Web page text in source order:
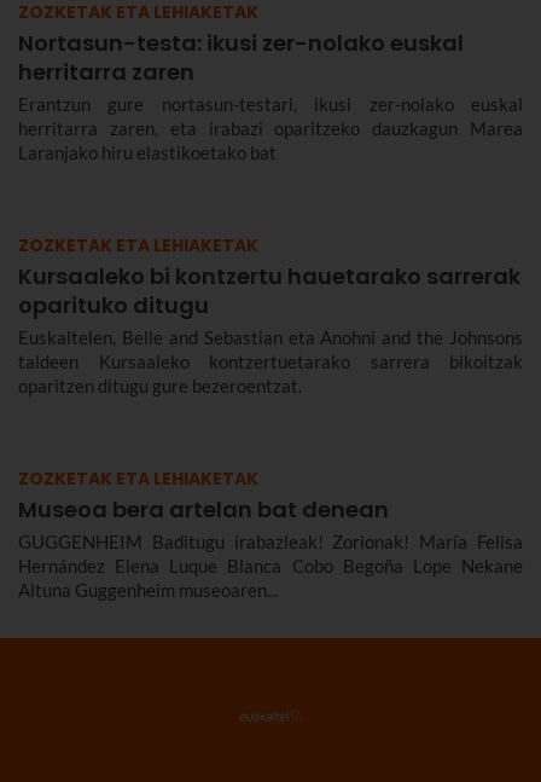
ZOZKETAK ETA LEHIAKETAK
Nortasun-testa: ikusi zer-nolako euskal
herritarra zaren
Erantzun gure nortasun-testari, ikusi zer-nolako euskal
herritarra zaren, eta irabazi oparitzeko dauzkagun Marea
Laranjako hiru elastikoetako bat
ZOZKETAK ETA LEHIAKETAK
Kursaaleko bi kontzertu hauetarako sarrerak
oparituko ditugu
Euskaltelen, Belle and Sebastian eta Anohni and the Johnsons
taldeen Kursaaleko kontzertuetarako sarrera bikoitzak
oparitzen ditugu gure bezeroentzat.
ZOZKETAK ETA LEHIAKETAK
Museoa bera artelan bat denean
GUGGENHEIM Baditugu irabazleak! Zorionak! María Felisa
Hernández Elena Luque Blanca Cobo Begoña Lope Nekane
Altuna Guggenheim museoaren...